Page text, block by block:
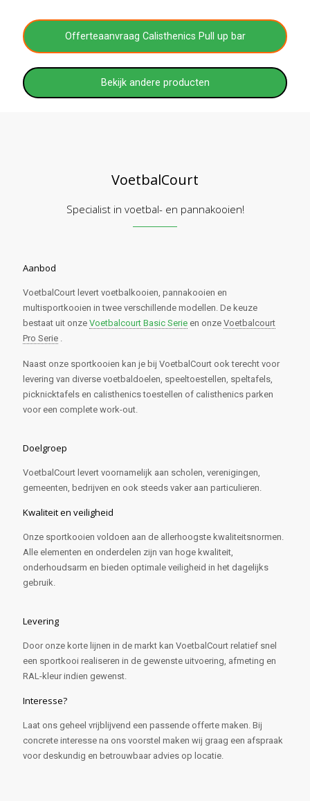
Offerteaanvraag Calisthenics Pull up bar
Bekijk andere producten
VoetbalCourt
Specialist in voetbal- en pannakooien!
Aanbod
VoetbalCourt levert voetbalkooien, pannakooien en
multisportkooien in twee verschillende modellen. De keuze
bestaat uit onze Voetbalcourt Basic Serie en onze Voetbalcourt
Pro Serie
Naast onze sportkooien kan je bij VoetbalCourt ook terecht voor
levering van diverse voetbaldoelen, speeltoestellen, speltafels,
picknicktafels en calisthenics toestellen of calisthenics parken
voor een complete work-out.
Doelgroep
VoetbalCourt levert voornamelijk aan scholen, verenigingen,
gemeenten, bedrijven en ook steeds vaker aan particulieren.
Kwaliteit en veiligheid
Onze sportkooien voldoen aan de allerhoogste kwaliteitsnormen.
Alle elementen en onderdelen zijn van hoge kwaliteit,
onderhoudsarm en bieden optimale veiligheid in het dagelijks
gebruik.
Levering
Door onze korte lijnen in de markt kan VoetbalCourt relatief snel
een sportkooi realiseren in de gewenste uitvoering, afmeting en
RAL-kleur indien gewenst.
Interesse?
Laat ons geheel vrijblijvend een passende offerte maken. Bij
concrete interesse na ons voorstel maken wij graag een afspraak
voor deskundig en betrouwbaar advies op locatie.